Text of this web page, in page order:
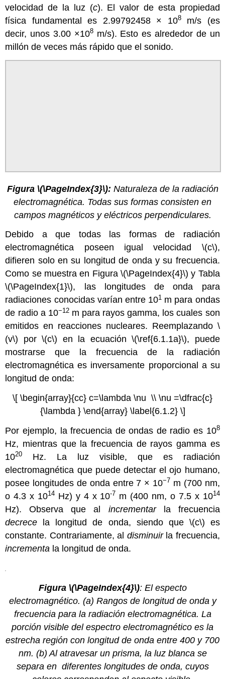
velocidad de la luz (c). El valor de esta propiedad
física fundamental es 2.99792458 × 108m/s (es
decir, unos 3.00 ×108m/s). Esto es alrededor de un
millón de veces más rápido que el sonido.
Figura \(\PageIndex{3}\): Naturaleza de la radiación
electromagnética. Todas sus formas consisten en
campos magnéticos y eléctricos perpendiculares.
Debido a que todas las formas de radiación
electromagnética poseen igual velocidad \(c\),
difieren solo en su longitud de onda y su frecuencia.
Como se muestra en Figura \(\PageIndex{4}\) y Tabla
\(\PageIndex{1}\), las longitudes de onda para
radiaciones conocidas varían entre 101 m para ondas
de radio a 10−12m para rayos gamma, los cuales son
emitidos en reacciones nucleares. Reemplazando \
(v\) por \(c\) en la ecuación \(\ref{6.1.1a}\), puede
mostrarse que la frecuencia de la radiación
electromagnética es inversamente proporcional a su
longitud de onda:
\[ \begin{array}{cc} c=\lambda \nu \\ \nu =\dfrac{c}
{\lambda } \end{array} \label{6.1.2} \]
Por ejemplo, la frecuencia de ondas de radio es 108
Hz, mientras que la frecuencia de rayos gamma es
1020
Hz. La luz visible, que es radiación
electromagnética que puede detectar el ojo humano,
posee longitudes de onda entre 7 × 10−7 m (700 nm,
o 4.3 x 1014 Hz) y 4 x 10-7 m (400 nm, o 7.5 x 1014
Hz). Observa que al incrementarla frecuencia
decrece la longitud de onda, siendo que \(c\) es
constante. Contrariamente, al disminuirla frecuencia,
incrementa la longitud de onda.
Figura \(\PageIndex{4}\): El especto
electromagnético. (a) Rangos de longitud de onda y
frecuencia para la radiación electromagnética. La
porción visible del espectro electromagnético es la
estrecha región con longitud de onda entre 400 y 700
nm. (b) Al atravesar un prisma, la luz blanca se
separa en diferentes longitudes de onda, cuyos